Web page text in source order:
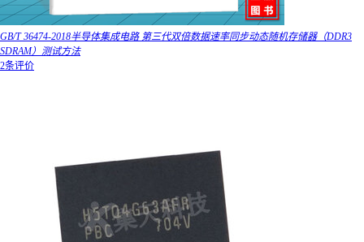
GB/T 36474-2018半导体集成电路 第三代双倍数据速率同步动态随机存储器（DDR3
SDRAM）测试方法
2条评价